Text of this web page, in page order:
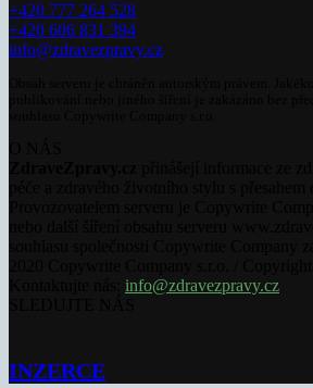
+420 777 264 528
+420 606 831 394
info@zdravezpravy.cz
info@zdravezpravy.cz
INZERCE